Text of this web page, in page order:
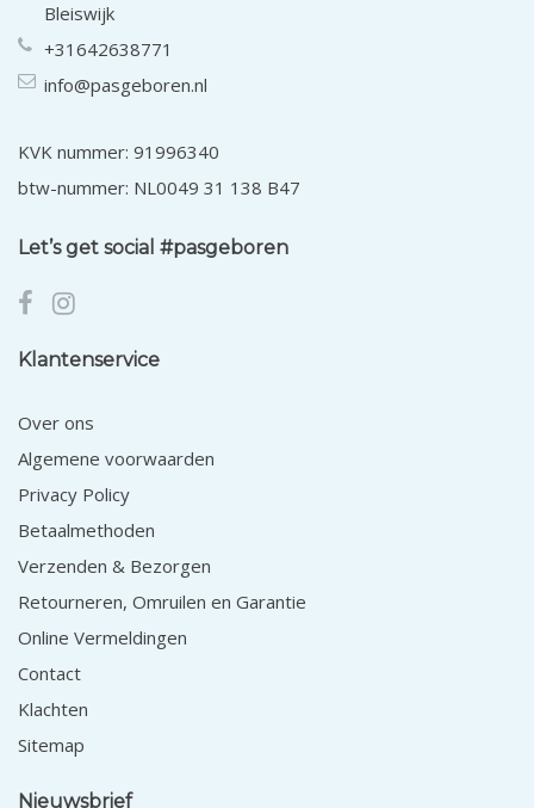
Bleiswijk
+31642638771
info@pasgeboren.nl
KVK nummer: 91996340
btw-nummer: NL0049 31 138 B47
Let’s get social #pasgeboren
Klantenservice
Over ons
Algemene voorwaarden
Privacy Policy
Betaalmethoden
Verzenden & Bezorgen
Retourneren, Omruilen en Garantie
Online Vermeldingen
Contact
Klachten
Sitemap
Nieuwsbrief